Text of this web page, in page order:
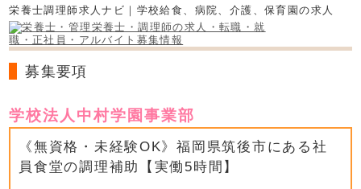
栄養士調理師求人ナビ｜学校給食、病院、介護、保育園の求人
募集要項
学校法人中村学園事業部
《無資格・未経験OK》福岡県筑後市にある社
員食堂の調理補助【実働5時間】